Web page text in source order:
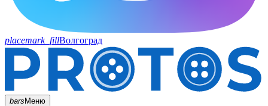
placemark_fillВолгоград
barsМеню